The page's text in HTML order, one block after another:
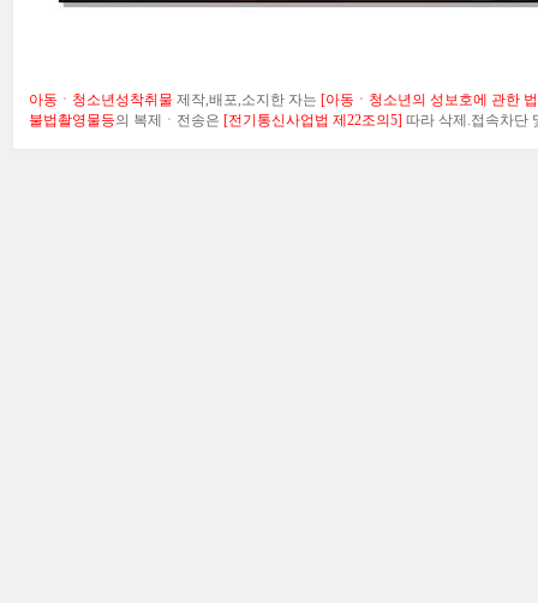
아동ㆍ청소년성착취물 제작,배포,소지한 자는 [아동ㆍ청소년의 성보호에 관한
불법촬영물등의 복제ㆍ전송은 [전기통신사업법 제22조의5] 따라 삭제.접속차단